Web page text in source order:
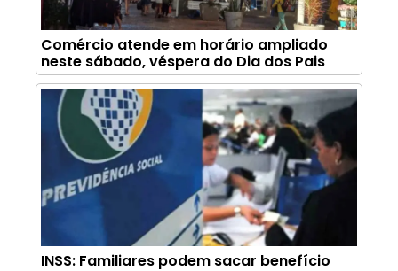
Comércio atende em horário ampliado
neste sábado, véspera do Dia dos Pais
INSS: Familiares podem sacar benefício